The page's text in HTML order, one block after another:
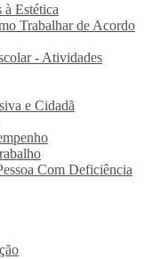
Estética
Trabalhar de Acordo
- Atividades
e Cidadã
Com Deficiência